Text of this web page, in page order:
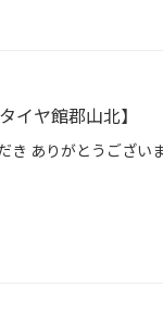
ヤ館郡山北】